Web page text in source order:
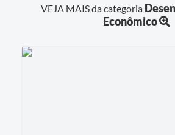
VEJA MAIS da categoria
Econômico